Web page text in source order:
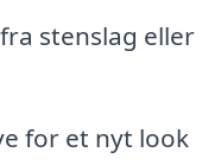
stenslag eller
for et nyt look